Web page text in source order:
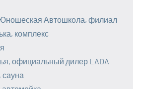
Автошкола, филиал
комплекс
официальный дилер LADA
сауна